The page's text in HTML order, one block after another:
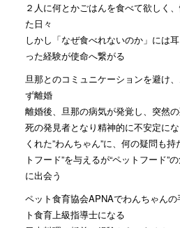
２人に何とかごはんを食べて欲しく
た日々
しかし「なぜ食べれないのか」には
った経験が使命へ繋がる
旦那とのコミュニケーションを避け
ず離婚
離婚後、旦那の病気が発覚し、突然
死の発見者となり精神的に不安定に
くれた”わんちゃん”に、何の疑問も
トフード”を与えるが“ペットフード”
に出会う
ペット食育協会APNAでわんちゃん
ト食育上級指導士になる